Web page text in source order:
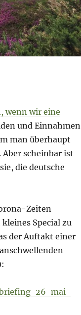
wenn wir eine
und Einnahmen
man überhaupt
Aber scheinbar ist
die deutsche
Zeiten
Special zu
der Auftakt einer
26-mai-